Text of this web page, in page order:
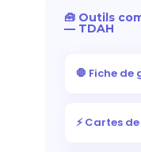
🧰 Outils
— TDAH
🛑 Fiche
⚡ Cartes